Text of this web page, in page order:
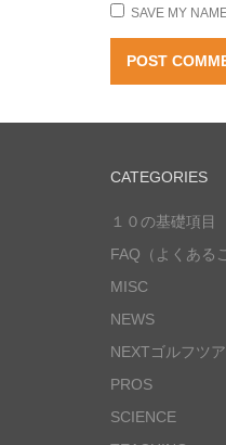
SAVE MY
CATEGORIES
１０の基礎項目
FAQ（よくある
MISC
NEWS
NEXTゴルフツ
PROS
SCIENCE